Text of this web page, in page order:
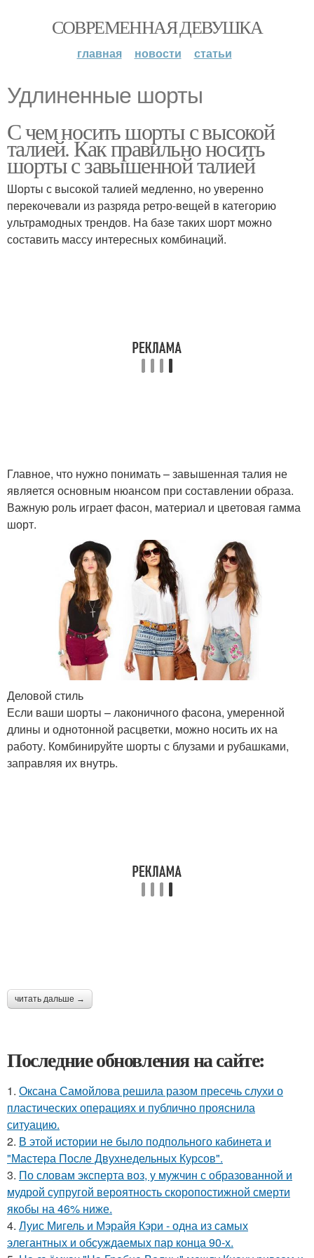
СОВРЕМЕННАЯ ДЕВУШКА
главная новости статьи
Удлиненные шорты
С чем носить шорты с высокой
талией. Как правильно носить
шорты с завышенной талией
Шорты с высокой талией медленно, но уверенно
перекочевали из разряда ретро-вещей в категорию
ультрамодных трендов. На базе таких шорт можно
составить массу интересных комбинаций.
Главное, что нужно понимать – завышенная талия не
является основным нюансом при составлении образа.
Важную роль играет фасон, материал и цветовая гамма
шорт.
Деловой стиль
Если ваши шорты – лаконичного фасона, умеренной
длины и однотонной расцветки, можно носить их на
работу. Комбинируйте шорты с блузами и рубашками,
заправляя их внутрь.
читать дальше →
Последние обновления на сайте:
1. Оксана Самойлова решила разом пресечь слухи о
пластических операциях и публично прояснила
ситуацию.
2. В этой истории не было подпольного кабинета и
"Мастера После Двухнедельных Курсов".
3. По словам эксперта воз, у мужчин с образованной и
мудрой супругой вероятность скоропостижной смерти
якобы на 46% ниже.
4. Луис Мигель и Мэрайя Кэри - одна из самых
элегантных и обсуждаемых пар конца 90-х.